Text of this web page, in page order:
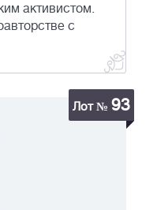
активистом.
с
Лот № 93